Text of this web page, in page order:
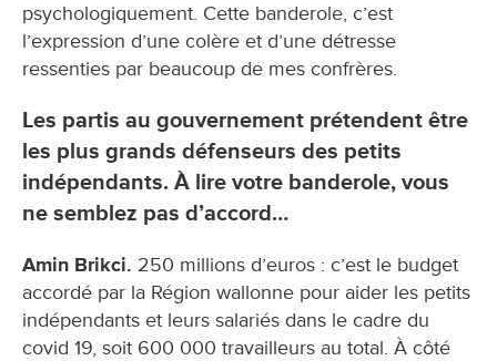
psychologiquement. Cette banderole, c’est
l’expression d’une colère et d’une détresse
ressenties par beaucoup de mes confrères.
Les partis au gouvernement prétendent être
les plus grands défenseurs des petits
indépendants. À lire votre banderole, vous
ne semblez pas d’accord…
Amin Brikci. 250 millions d’euros : c’est le budget
accordé par la Région wallonne pour aider les petits
indépendants et leurs salariés dans le cadre du
covid 19, soit 600 000 travailleurs au total. À côté